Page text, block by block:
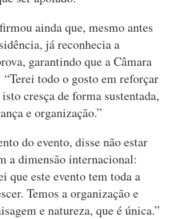
ainda que, mesmo antes
já reconhecia a
garantindo que a Câmara
todo o gosto em reforçar
cresça de forma sustentada,
e organização.”
do evento, disse não estar
a dimensão internacional:
que este evento tem toda a
Temos a organização e
e natureza, que é única.”